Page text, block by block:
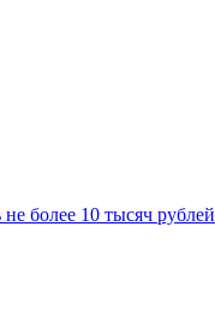
более 10 тысяч рублей